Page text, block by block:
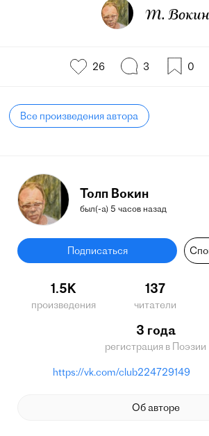
Т. Вокин
26 3 0
Все произведения автора
Толп Вокин
был(-а) 5 часов назад
Подписаться
1.5K
произведения
137
читатели
3 года
регистрация в Поэзии
https://vk.com/club224729149
Об авторе